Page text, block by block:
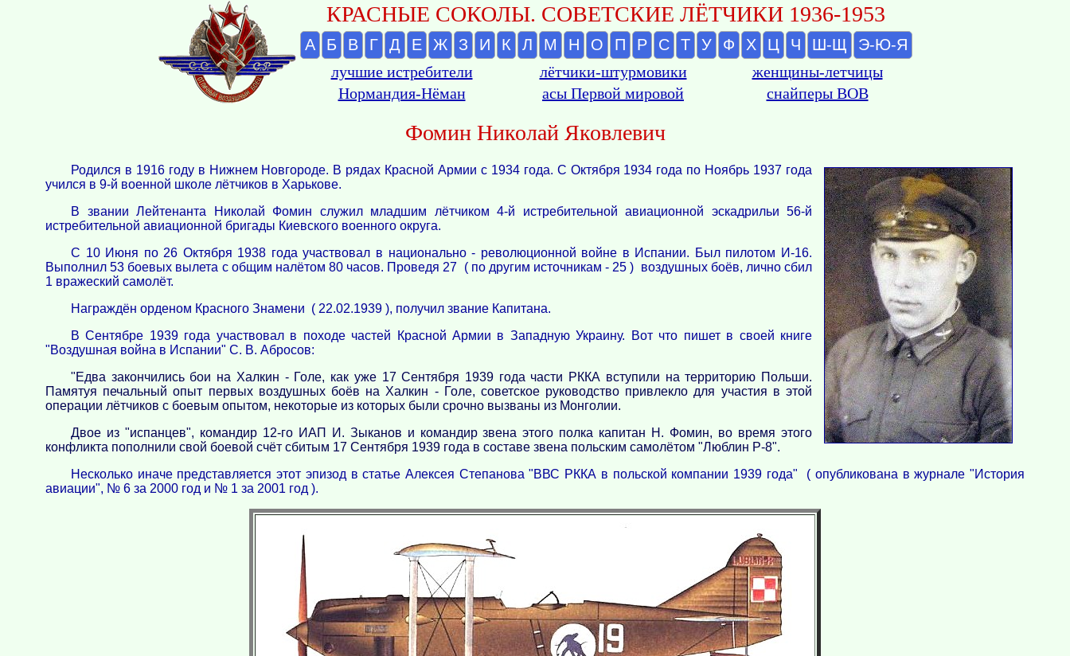
КРАСНЫЕ СОКОЛЫ. СОВЕТСКИЕ ЛЁТЧИКИ 1936-1953
А Б В Г Д Е Ж З И К Л М Н О П Р С Т У Ф Х Ц Ч Ш-Щ
Э-Ю-Я
лучшие истребители
лётчики-штурмовики
женщины-летчицы
Нормандия-Нёман
асы Первой мировой снайперы ВОВ
Фомин Николай Яковлевич
Родился в 1916 году в Нижнем Новгороде. В рядах Красной Армии с 1934 года. С Октября 1934 года по Ноябрь 1937 года
учился в 9-й военной школе лётчиков в Харькове.
В звании Лейтенанта Николай Фомин служил младшим лётчиком 4-й истребительной авиационной эскадрильи 56-й
истребительной авиационной бригады Киевского военного округа.
С 10 Июня по 26 Октября 1938 года участвовал в национально - революционной войне в Испании. Был пилотом И-16.
Выполнил 53 боевых вылета с общим налётом 80 часов. Проведя 27 ( по другим источникам - 25 ) воздушных боёв, лично сбил
1 вражеский самолёт.
Награждён орденом Красного Знамени ( 22.02.1939 ), получил звание Капитана.
В Сентябре 1939 года участвовал в походе частей Красной Армии в Западную Украину. Вот что пишет в своей книге
"Воздушная война в Испании" С. В. Абросов:
"Едва закончились бои на Халкин - Голе, как уже 17 Сентября 1939 года части РККА вступили на территорию Польши.
Памятуя печальный опыт первых воздушных боёв на Халкин - Голе, советское руководство привлекло для участия в этой
операции лётчиков с боевым опытом, некоторые из которых были срочно вызваны из Монголии.
Двое из "испанцев", командир 12-го ИАП И. Зыканов и командир звена этого полка капитан Н. Фомин, во время этого
конфликта пополнили свой боевой счёт сбитым 17 Сентября 1939 года в составе звена польским самолётом "Люблин Р-8".
Несколько иначе представляется этот эпизод в статье Алексея Степанова "ВВС РККА в польской компании 1939 года" ( опубликована в журнале "История
авиации", № 6 за 2000 год и № 1 за 2001 год ).